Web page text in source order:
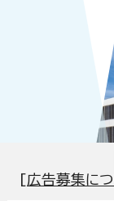
[広告募集に